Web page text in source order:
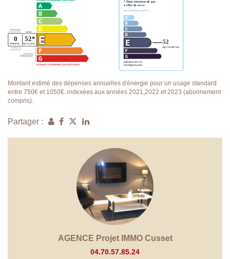
Montant estimé des dépenses annuelles d'énergie pour un usage standard
entre 750€ et 1050€. indexées aux années 2021,2022 et 2023 (abonnement
compris).
Partager :
AGENCE Projet IMMO Cusset
04.70.57.85.24